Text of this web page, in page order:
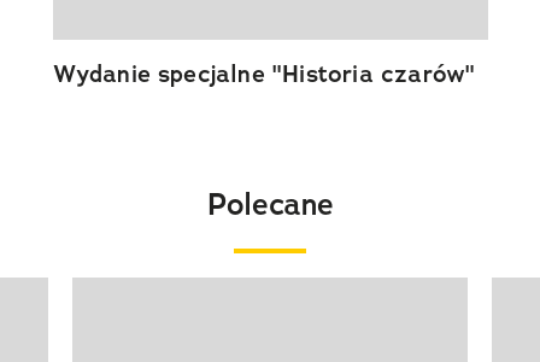
Wydanie specjalne "Historia czarów"
Polecane